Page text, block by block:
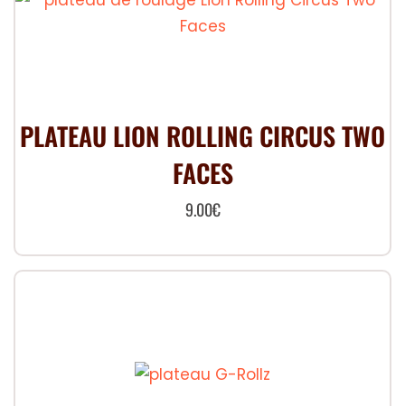
PLATEAU LION ROLLING CIRCUS TWO
FACES
9.00€